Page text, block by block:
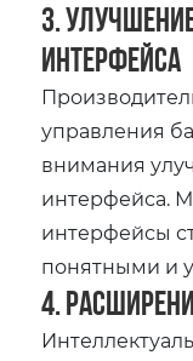
3.
интерфейса
управления
внимания
интерфейса.
интерфейсы
понятными и
4.